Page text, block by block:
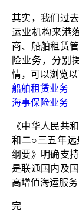
其实，我们过
运业机构来港
商、船舶租赁
险业务，分别
情，可以浏览以
船舶租赁业务
海事保险业务
《中华人民共
和二○三五年远
纲要》明确支
是联通国内及
高增值海运服
完